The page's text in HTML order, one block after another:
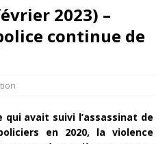
2023) –
continue de
qui avait suivi l’assassinat de
en 2020, la violence